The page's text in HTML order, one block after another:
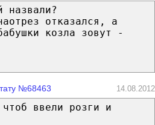
назвали?
отказался, а
козла зовут -
№68463 14.08.2012
ввели розги и